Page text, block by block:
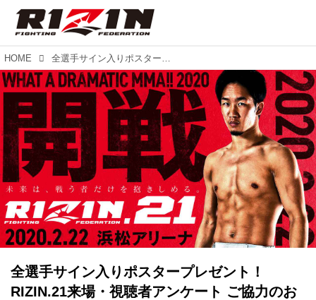
HOME 全選手サイン入りポスタープレゼント！RIZIN.21来場・視聴者アンケート ご協力のお願い
全選手サイン入りポスタープレゼント！
RIZIN.21来場・視聴者アンケート ご協力のお